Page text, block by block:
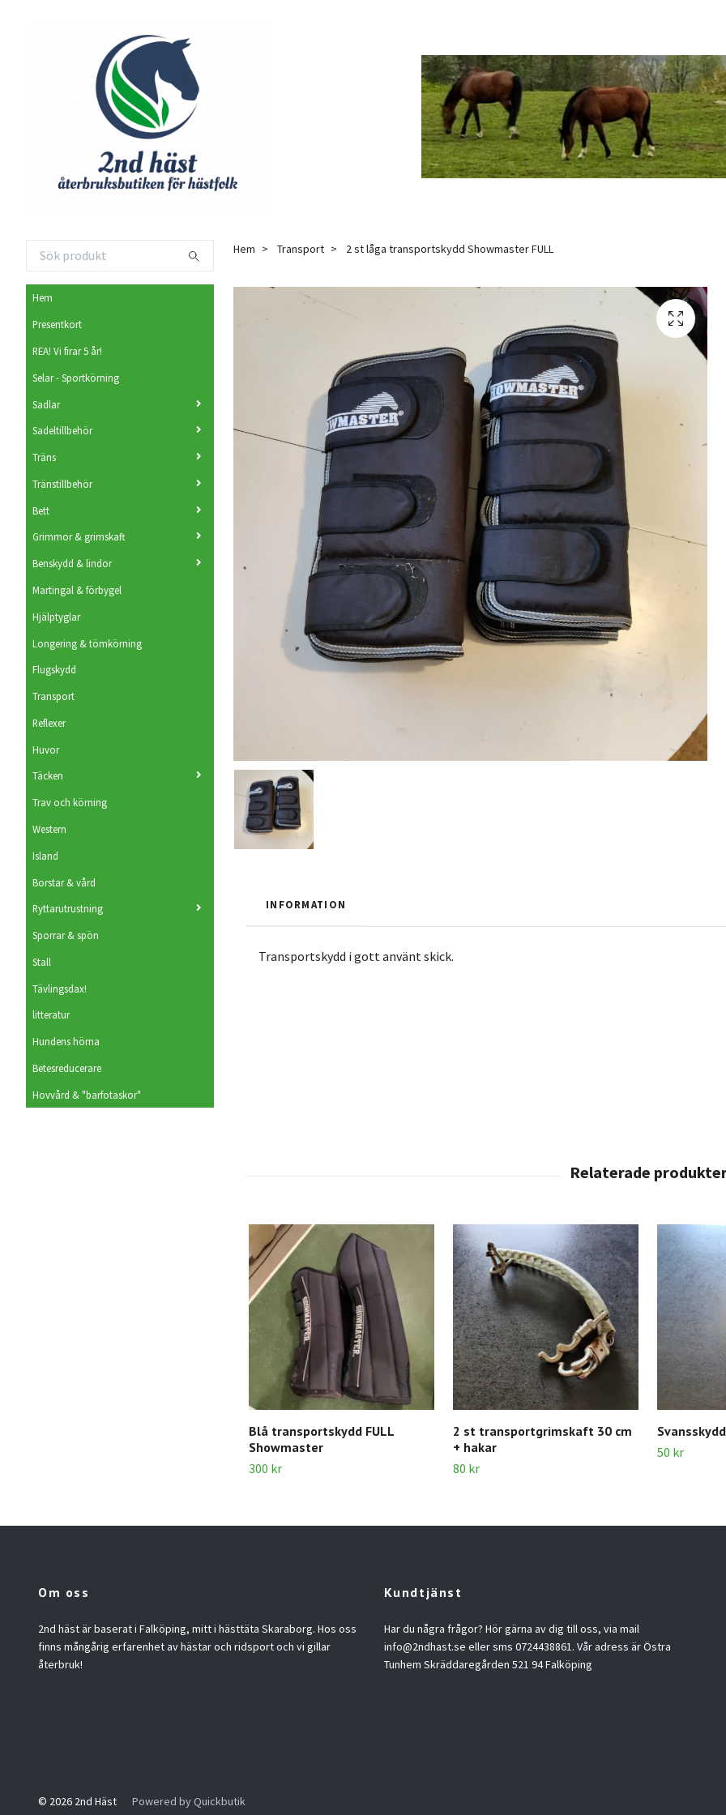
Hem
Presentkort
REA! Vi firar 5 år!
Selar - Sportkörning
Sadlar
Sadeltillbehör
Träns
Tränstillbehör
Bett
Grimmor & grimskaft
Benskydd & lindor
Martingal & förbygel
Hjälptyglar
Longering & tömkörning
Flugskydd
Transport
Reflexer
Huvor
Täcken
Trav och körning
Western
Island
Borstar & vård
Ryttarutrustning
Sporrar & spön
Stall
Tävlingsdax!
litteratur
Hundens hörna
Betesreducerare
Hovvård & "barfotaskor"
Hem Transport 2 st låga transportskydd Showmaster FULL
INFORMATION
Transportskydd i gott använt skick.
Blå transportskydd FULL
Showmaster
300 kr
2 st transportgrimskaft 30 cm
+ hakar
80 kr
50 kr
Om oss
2nd häst är baserat i Falköping, mitt i hästtäta Skaraborg. Hos oss
finns mångårig erfarenhet av hästar och ridsport och vi gillar
återbruk!
Kundtjänst
Har du några frågor? Hör gärna av dig till oss, via mail
info@2ndhast.se eller sms 0724438861. Vår adress är Östra
Tunhem Skräddaregården 521 94 Falköping
© 2026 2nd Häst Powered by Quickbutik